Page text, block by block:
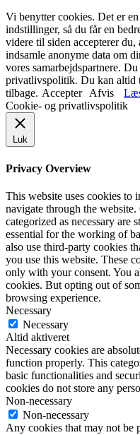
Vi benytter cookies. Det er
indstillinger, så du får en
videre til siden accepterer
indsamle anonyme data om
vores samarbejdspartnere.
privatlivspolitik. Du kan altid
tilbage. Accepter Afvis
Cookie- og privatlivspolitik
Luk
Privacy Overview
This website uses cookies to
navigate through the
categorized as necessary are
essential for the working of
also use third-party cookies
you use this website. These
only with your consent. You
cookies. But opting out of
browsing experience.
Necessary
Necessary
Altid aktiveret
Necessary cookies are
function properly. This
basic functionalities and
cookies do not store any
Non-necessary
Non-necessary
Any cookies that may not be